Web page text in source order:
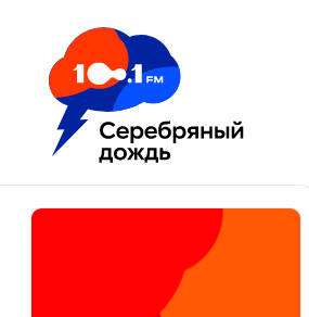
Москва 100.1 FM
Апатиты